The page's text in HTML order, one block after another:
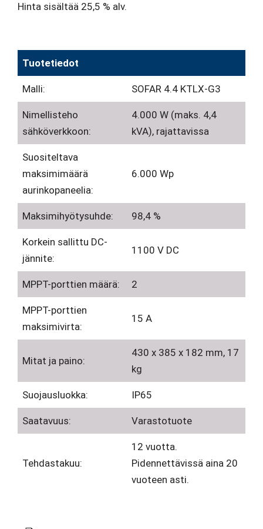
Tuotetiedot
Malli: SOFAR 4.4 KTLX-G3
Nimellisteho
sähköverkkoon:
4.000 W (maks. 4,4
kVA), rajattavissa
Suositeltava
maksimimäärä
aurinkopaneelia:
6.000 Wp
Maksimihyötysuhde: 98,4 %
Korkein sallittu DC-
jännite:
1100 V DC
MPPT-porttien määrä: 2
MPPT-porttien
maksimivirta:
15 A
Mitat ja paino:
430 x 385 x 182 mm, 17
kg
Suojausluokka: IP65
Saatavuus: Varastotuote
Tehdastakuu:
12 vuotta.
Pidennettävissä aina 20
vuoteen asti.
Hinta sisältää 25,5 % alv.